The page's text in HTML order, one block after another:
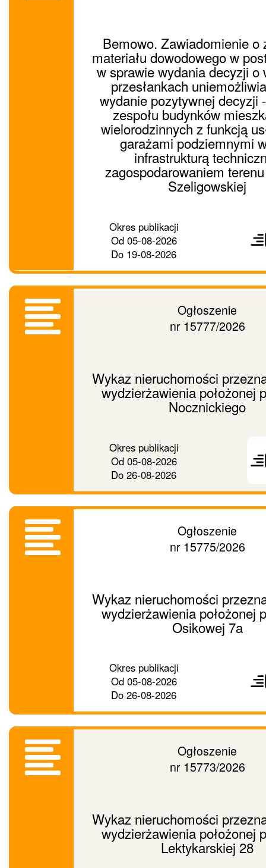
Bemowo. Zawiadomienie o
materiału dowodowego w
w sprawie wydania decyzji o
przesłankach
wydanie pozytywnej decyzji
zespołu budynków
wielorodzinnych z funkcją
garażami podziemnymi
infrastrukturą
zagospodarowaniem
Szeligowskiej
Okres publikacji
Od05-08-2026
Do 19-08-2026
dalej
Ogłoszenie
nr 15777/2026
Wykaz nieruchomości
wydzierżawienia położonej
Nocznickiego
Okres publikacji
Od05-08-2026
Do 26-08-2026
dalej
Ogłoszenie
nr 15775/2026
Wykaz nieruchomości
wydzierżawienia położonej
Osikowej 7a
Okres publikacji
Od05-08-2026
Do 26-08-2026
dalej
Ogłoszenie
nr 15773/2026
Wykaz nieruchomości
wydzierżawienia położonej
Lektykarskiej 28